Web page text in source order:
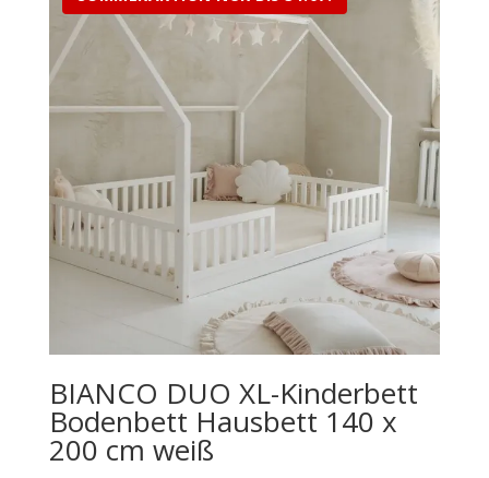
BIANCO DUO XL-Kinderbett
Bodenbett Hausbett 140 x
200 cm weiß